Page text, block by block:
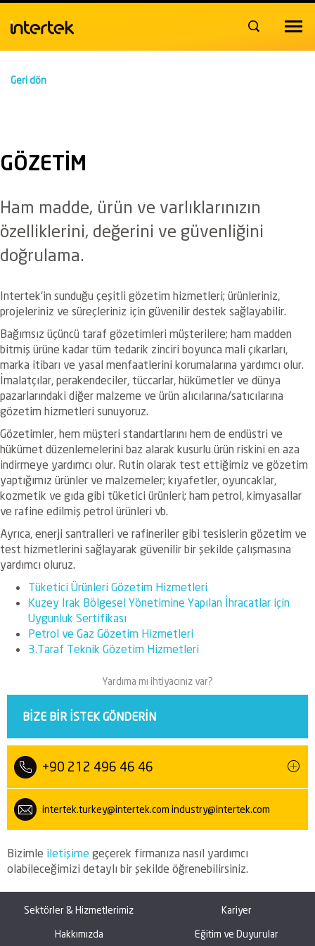
Toggle
Geri dön
GÖZETIM
Ham madde, ürün ve varlıklarınızın
özelliklerini, değerini ve güvenliğini
doğrulama.
Intertek'in sunduğu çeşitli gözetim hizmetleri; ürünleriniz,
projeleriniz ve süreçleriniz için güvenilir destek sağlayabilir.
Bağımsız üçüncü taraf gözetimleri müşterilere; ham madden
bitmiş ürüne kadar tüm tedarik zinciri boyunca mali çıkarları,
marka itibarı ve yasal menfaatlerini korumalarına yardımcı olur.
İmalatçılar, perakendeciler, tüccarlar, hükümetler ve dünya
pazarlarındaki diğer malzeme ve ürün alıcılarına/satıcılarına
gözetim hizmetleri sunuyoruz.
Gözetimler, hem müşteri standartlarını hem de endüstri ve
hükümet düzenlemelerini baz alarak kusurlu ürün riskini en aza
indirmeye yardımcı olur. Rutin olarak test ettiğimiz ve gözetim
yaptığımız ürünler ve malzemeler; kıyafetler, oyuncaklar,
kozmetik ve gıda gibi tüketici ürünleri; ham petrol, kimyasallar
ve rafine edilmiş petrol ürünleri vb.
Ayrıca, enerji santralleri ve rafineriler gibi tesislerin gözetim ve
test hizmetlerini sağlayarak güvenilir bir şekilde çalışmasına
yardımcı oluruz.
Tüketici Ürünleri Gözetim Hizmetleri
Kuzey Irak Bölgesel Yönetimine Yapılan İhracatlar için
Uygunluk Sertifikası
Petrol ve Gaz Gözetim Hizmetleri
3.Taraf Teknik Gözetim Hizmetleri
Yardıma mı ihtiyacınız var?
BIZE BIR ISTEK GÖNDERIN
+90 212 496 46 46
intertek.turkey@intertek.com industry@intertek.com
Bizimle iletişime geçerek firmanıza nasıl yardımcı
olabileceğimizi detaylı bir şekilde öğrenebilirsiniz.
Sektörler & Hizmetlerimiz
Hakkımızda
Kariyer
Eğitim ve Duyurular